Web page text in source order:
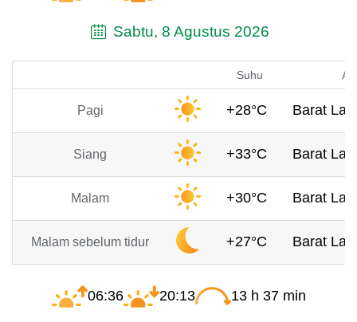
Sabtu, 8 Agustus 2026
Suhu
Pagi +28°C Barat
Siang +33°C Barat
Malam +30°C Barat
Malam sebelum tidur +27°C Barat
06:36 20:13 13 h 37 min